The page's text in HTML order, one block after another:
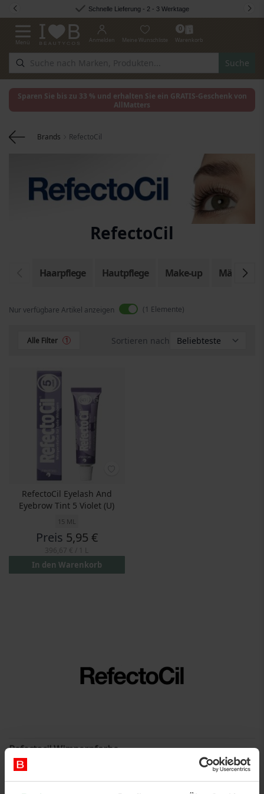
Zum Inhalt springen Schnelle Lieferung - 2 - 3 Werktage
Navigation umschalten
Menü
Suche
Anmelden Meine Wunschliste
0
Warenkorb
Sparen Sie bis zu 33 % und erhalten Sie ein GRATIS-Geschenk von
AllMatters
Brands RefectoCil
RefectoCil
Haarpflege Hautpflege Make-up Männer
Nur verfügbare Artikel anzeigen 1 Elemente
Alle Filter 1 Sortieren nach
RefectoCil Eyelash And
Eyebrow Tint 5 Violet (U)
15 ML
Preis 5,95 €
In den Warenkorb
Refectocil Wimpernfarbe
Alle RefectoCil Produkte sind mit dem Kunden im Zentrum
entwickelt, mit Fokus auf Innovation, Qualität, Haltbarkeit und